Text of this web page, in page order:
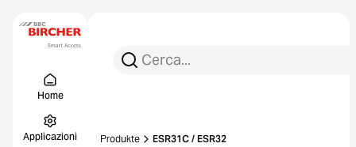
Home
Applicazioni
Cerca per:
Ricerca
Produkte ESR31C / ESR32